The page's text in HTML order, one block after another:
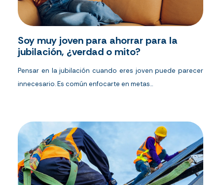
Soy muy joven para ahorrar para la
jubilación, ¿verdad o mito?
Pensar en la jubilación cuando eres joven puede parecer
innecesario. Es común enfocarte en metas...